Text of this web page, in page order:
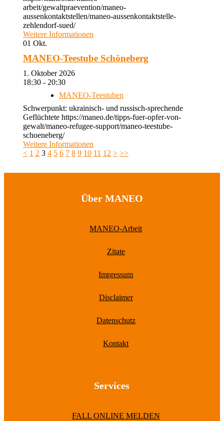
arbeit/gewaltpraevention/maneo-
aussenkontaktstellen/maneo-aussenkontaktstelle-
zehlendorf-sued/
Weitere Informationen
01 Okt.
MANEO-Teestube Schöneberg
1. Oktober 2026
18:30 - 20:30
MANEO-Teestuben
Schwerpunkt: ukrainisch- und russisch-sprechende
Geflüchtete https://maneo.de/tipps-fuer-opfer-von-
gewalt/maneo-refugee-support/maneo-teestube-
schoeneberg/
Weitere Informationen
< 1 2 3 4 5 6 7 8 9 10 11 12 > >>
Über MANEO
MANEO-Arbeit
Zitate
Impressum
Disclaimer
Datenschutz
Kontakt
Services
FALL ONLINE MELDEN